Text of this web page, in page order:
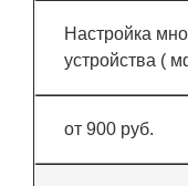
Настройка
устройства (
от 900 руб.